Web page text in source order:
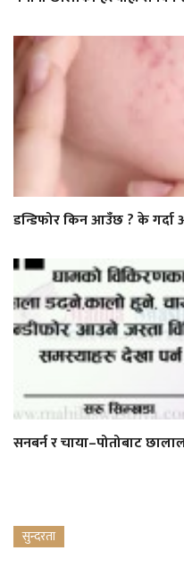
डन्डिफोर किन आउँछ ? के
सनबर्न र चाया–पोतोबाट
सुन्दरता